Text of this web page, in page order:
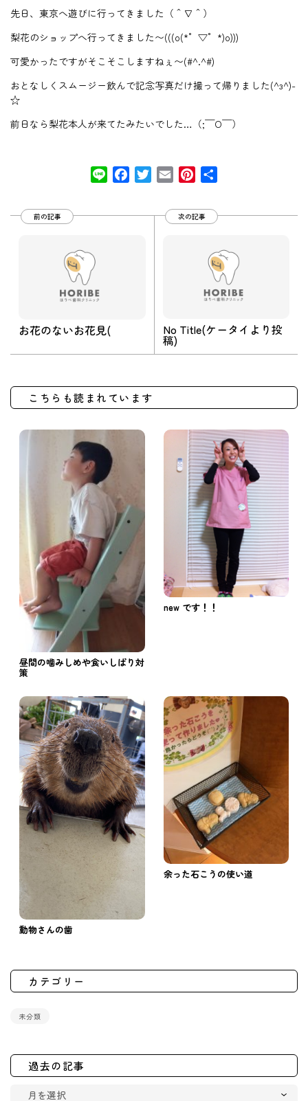
先日、東京へ遊びに行ってきました（＾∇＾）
梨花のショップへ行ってきました〜(((o(*゜▽゜*)o)))
可愛かったですがそこそこしますねぇ〜(#^.^#)
おとなしくスムージー飲んで記念写真だけ撮って帰りました(^з^)-
☆
前日なら梨花本人が来てたみたいでした…（;￣O￣）
Line FacebookTwitter
Email Pinterest
前の記事
お花のないお花見(
次の記事
No Title(ケータイより投
稿)
こちらも読まれています
昼間の噛みしめや食いしばり対
策
new です！！
動物さんの歯
余った石こうの使い道
カテゴリー
未分類
過去の記事